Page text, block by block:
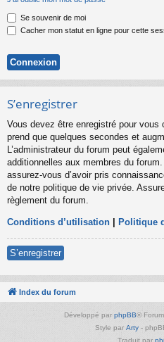
Se souvenir de moi
Cacher mon statut en ligne pour cette
S’enregistrer
Vous devez être enregistré pour vous
prend que quelques secondes et
L’administrateur du forum peut
additionnelles aux membres du
assurez-vous d’avoir pris
de notre politique de vie privée.
règlement du forum.
Conditions d’utilisation | Politique
S’enregistrer
Index du forum
Développé par phpBB®
Style par Arty -
Traduit par